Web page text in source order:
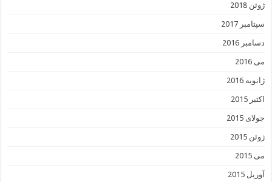
ژوئن 2018
سپتامبر 2017
دسامبر 2016
می 2016
ژانویه 2016
اکتبر 2015
جولای 2015
ژوئن 2015
می 2015
آوریل 2015